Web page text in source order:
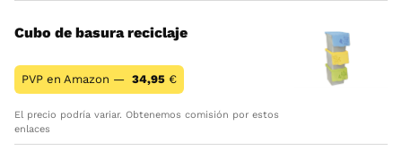
Cubo de basura reciclaje
PVP en Amazon — 34,95 €
El precio podría variar. Obtenemos comisión por estos
enlaces